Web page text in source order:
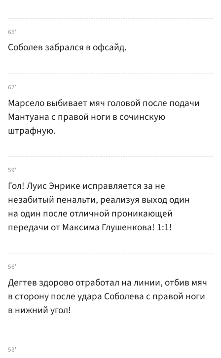
65'
Соболев забрался в офсайд.
62'
Марсело выбивает мяч головой после подачи
Мантуана с правой ноги в сочинскую
штрафную.
59'
Гол! Луис Энрике исправляется за не
незабитый пенальти, реализуя выход один
на один после отличной проникающей
передачи от Максима Глушенкова! 1:1!
56'
Дегтев здорово отработал на линии, отбив мяч
в сторону после удара Соболева с правой ноги
в нижний угол!
53'